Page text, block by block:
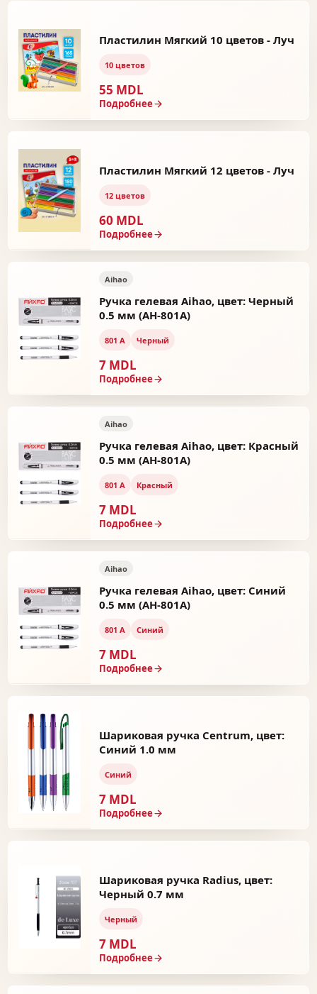
Пластилин Мягкий 10 цветов - Луч
10 цветов
55 MDL
Подробнее
Пластилин Мягкий 12 цветов - Луч
12 цветов
60 MDL
Подробнее
Aihao
Ручка гелевая Aihao, цвет: Черный
0.5 мм (AH-801A)
801 А Черный
7 MDL
Подробнее
Aihao
Ручка гелевая Aihao, цвет: Красный
0.5 мм (AH-801A)
801 А Красный
7 MDL
Подробнее
Aihao
Ручка гелевая Aihao, цвет: Синий
0.5 мм (AH-801A)
801 А Синий
7 MDL
Подробнее
Шариковая ручка Centrum, цвет:
Синий 1.0 мм
Синий
7 MDL
Подробнее
Шариковая ручка Radius, цвет:
Черный 0.7 мм
Черный
7 MDL
Подробнее